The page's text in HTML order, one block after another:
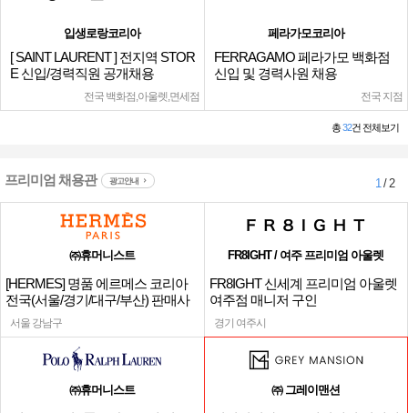
입생로랑코리아
[ SAINT LAURENT ] 전지역 STOR
E 신입/경력직원 공개채용
전국 백화점,아울렛,면세점
페라가모코리아
FERRAGAMO 페라가모 백화점
신입 및 경력사원 채용
전국 지점
총32건 전체보기
프리미엄 채용관 광고안내 1/ 2
㈜휴머니스트
[HERMES] 명품 에르메스 코리아
전국(서울/경기/대구/부산) 판매사
원
서울 강남구
FR8IGHT / 여주 프리미엄 아울렛
FR8IGHT 신세계 프리미엄 아울렛
여주점 매니저 구인
경기 여주시
㈜휴머니스트 ㈜ 그레이맨션